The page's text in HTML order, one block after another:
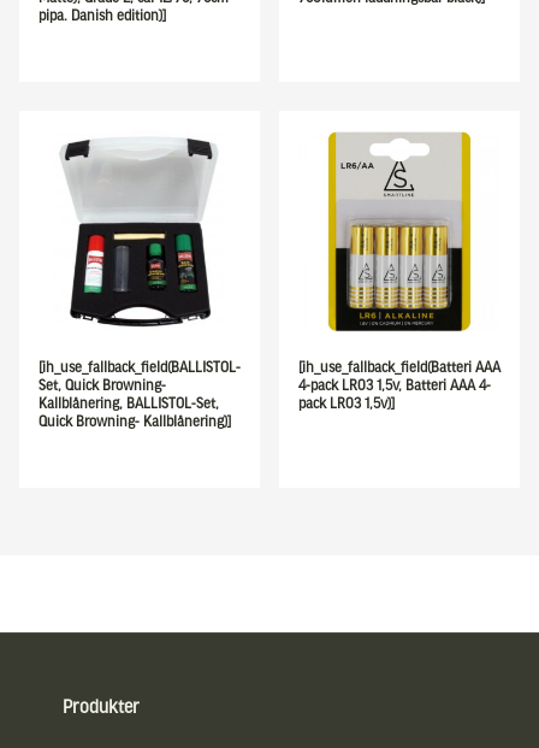
pipa. Danish edition)]
[ih_use_fallback_field(BALLISTOL-
Set, Quick Browning-
Kallblånering, BALLISTOL-Set,
Quick Browning- Kallblånering)]
[ih_use_fallback_field(Batteri AAA
4-pack LR03 1,5v, Batteri AAA 4-
pack LR03 1,5v)]
Produkter